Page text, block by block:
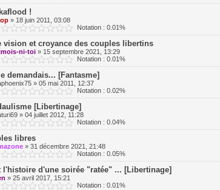
!
» 18 juin 2011, 03:08
Notation : 0.01%
vision et croyance des couples libertins
ni-toi » 15 septembre 2021, 13:29
Notation : 0.01%
demandais... [Fantasme]
» 05 mai 2011, 12:37
Notation : 0.02%
[Libertinage]
» 04 juillet 2012, 11:28
Notation : 0.04%
libres
» 31 décembre 2021, 21:48
Notation : 0.05%
l'histoire d'une soirée "ratée" ... [Libertinage]
» 25 avril 2017, 15:21
Notation : 0.01%